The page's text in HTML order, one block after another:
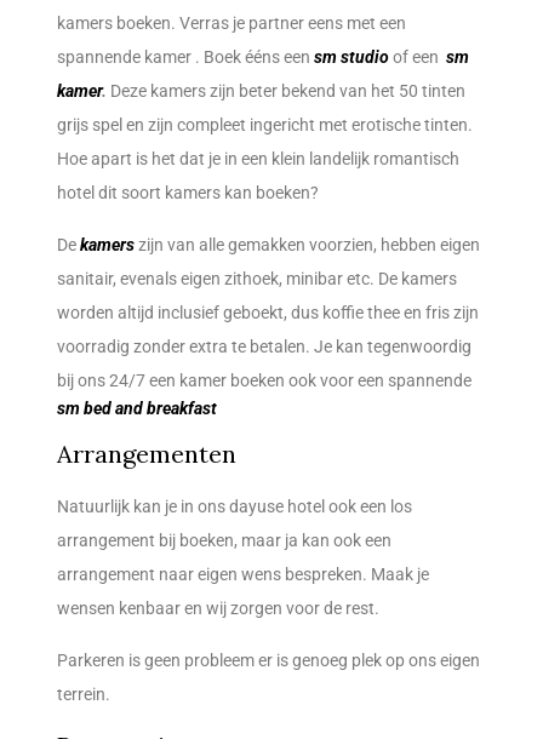
kamers boeken. Verras je partner eens met een
spannende kamer . Boek ééns eensm studioof een sm
kamer. Deze kamers zijn beter bekend van het 50 tinten
grijs spel en zijn compleet ingericht met erotische tinten.
Hoe apart is het dat je in een klein landelijk romantisch
hotel dit soort kamers kan boeken?
Dekamerszijn van alle gemakken voorzien, hebben eigen
sanitair, evenals eigen zithoek, minibar etc. De kamers
worden altijd inclusief geboekt, dus koffie thee en fris zijn
voorradig zonder extra te betalen. Je kan tegenwoordig
bij ons 24/7 een kamer boeken ook voor een spannende
sm bed and breakfast
Arrangementen
Natuurlijk kan je in ons dayuse hotel ook een los
arrangement bij boeken, maar ja kan ook een
arrangement naar eigen wens bespreken. Maak je
wensen kenbaar en wij zorgen voor de rest.
Parkeren is geen probleem er is genoeg plek op ons eigen
terrein.